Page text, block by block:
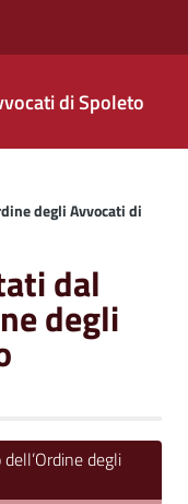
di Spoleto
degli Avvocati di
dal
degli
degli